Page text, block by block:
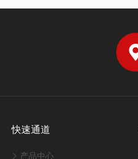
快速通道
产品中心